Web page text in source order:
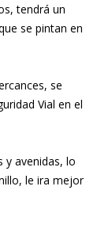
tendrá un
se pintan en
se
Vial en el
y avenidas, lo
le ira mejor